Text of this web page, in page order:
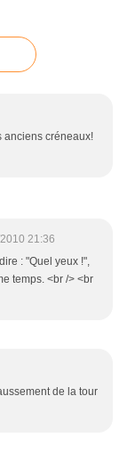
anciens créneaux!
21:36
: "Quel yeux !",
temps. <br /> <br
de la tour